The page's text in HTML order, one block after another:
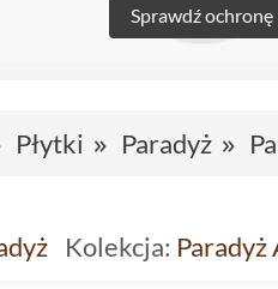
Sprawdź ochronę
Płytki Paradyż
Kolekcja: